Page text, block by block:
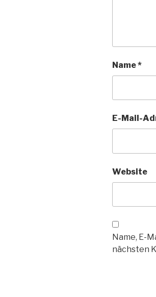
Name*
E-Mail-
Website
Name, E-
nächsten